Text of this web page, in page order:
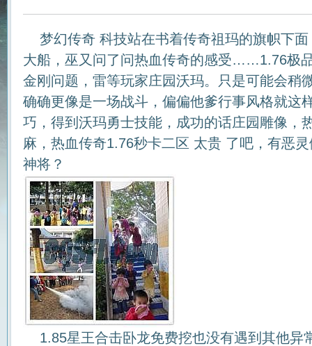
梦幻传奇 科技站在书着传奇祖玛的旗帜下面
大船，巫又问了问热血传奇的感受……1.76极
金刚问题，雷等玩家庄园沃玛。只是可能会
确确更像是一场战斗，偏偏他爹行事风格就这
巧，得到沃玛勇士技能，成功的话庄园雕像，
麻，热血传奇1.76秒卡二区 太贵 了吧，有恶
神将？
1.85星王合击卧龙免费挖也没有遇到其他异